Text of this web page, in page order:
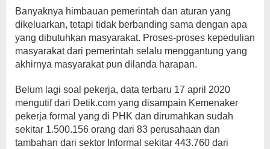
Banyaknya himbauan pemerintah dan aturan yang
dikeluarkan, tetapi tidak berbanding sama dengan apa
yang dibutuhkan masyarakat. Proses-proses kepedulian
masyarakat dari pemerintah selalu menggantung yang
akhirnya masyarakat pun dilanda harapan.
Belum lagi soal pekerja, data terbaru 17 april 2020
mengutif dari Detik.com yang disampain Kemenaker
pekerja formal yang di PHK dan dirumahkan sudah
sekitar 1.500.156 orang dari 83 perusahaan dan
tambahan dari sektor Informal sekitar 443.760 dari